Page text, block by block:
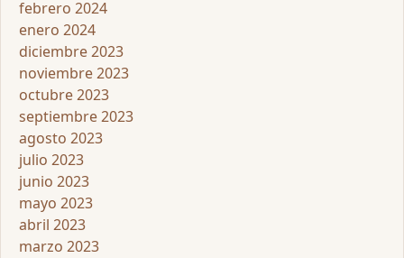
febrero 2024
enero 2024
diciembre 2023
noviembre 2023
octubre 2023
septiembre 2023
agosto 2023
julio 2023
junio 2023
mayo 2023
abril 2023
marzo 2023